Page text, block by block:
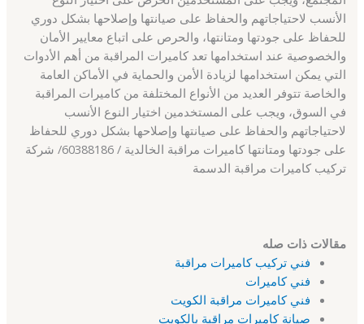
الأنسب لاحتياجاتهم والحفاظ على صيانتها وإصلاحها بشكل دوري
للحفاظ على جودتها ومتانتها، والحرص على اتباع معايير الأمان
والخصوصية عند استخدامها تعد كاميرات المراقبة من أهم الأدوات
التي يمكن استخدامها لزيادة الأمن والحماية في الأماكن العامة
والخاصة تتوفر العديد من الأنواع المختلفة من كاميرات المراقبة
في السوق، ويجب على المستخدمين اختيار النوع الأنسب
لاحتياجاتهم والحفاظ على صيانتها وإصلاحها بشكل دوري للحفاظ
على جودتها ومتانتها كاميرات مراقبة الخالدية / 60388186/ شركة
تركيب كاميرات مراقبة الدسمة
مقالات ذات صله
فني تركيب كاميرات مراقبة
فني كاميرات
فني كاميرات مراقبة الكويت
صيانة كاميرات مراقبة بالكويت